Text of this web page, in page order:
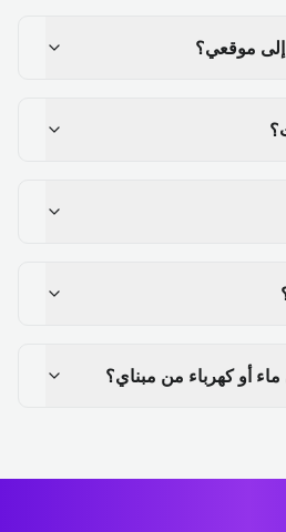
موقعي؟
أو كهرباء من مبناي؟